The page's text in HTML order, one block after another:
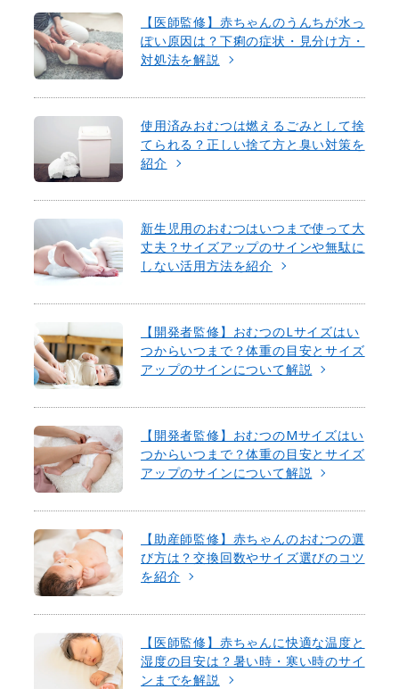
【医師監修】赤ちゃんのうんちが水っ
ぽい原因は？下痢の症状・見分け方・
対処法を解説
使用済みおむつは燃えるごみとして捨
てられる？正しい捨て方と臭い対策を
紹介
新生児用のおむつはいつまで使って大
丈夫？サイズアップのサインや無駄に
しない活用方法を紹介
【開発者監修】おむつのLサイズはい
つからいつまで？体重の目安とサイズ
アップのサインについて解説
【開発者監修】おむつのMサイズはい
つからいつまで？体重の目安とサイズ
アップのサインについて解説
【助産師監修】赤ちゃんのおむつの選
び方は？交換回数やサイズ選びのコツ
を紹介
【医師監修】赤ちゃんに快適な温度と
湿度の目安は？暑い時・寒い時のサイ
ンまでを解説